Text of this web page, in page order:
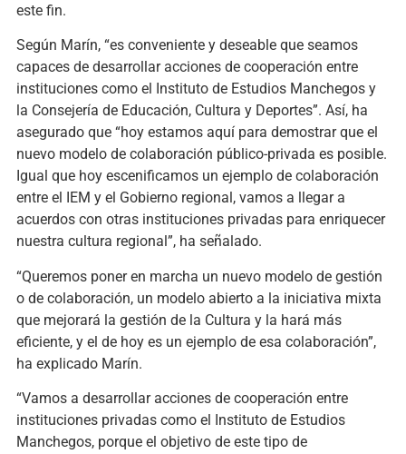
este fin.
Según Marín, “es conveniente y deseable que seamos
capaces de desarrollar acciones de cooperación entre
instituciones como el Instituto de Estudios Manchegos y
la Consejería de Educación, Cultura y Deportes”. Así, ha
asegurado que “hoy estamos aquí para demostrar que el
nuevo modelo de colaboración público-privada es posible.
Igual que hoy escenificamos un ejemplo de colaboración
entre el IEM y el Gobierno regional, vamos a llegar a
acuerdos con otras instituciones privadas para enriquecer
nuestra cultura regional”, ha señalado.
“Queremos poner en marcha un nuevo modelo de gestión
o de colaboración, un modelo abierto a la iniciativa mixta
que mejorará la gestión de la Cultura y la hará más
eficiente, y el de hoy es un ejemplo de esa colaboración”,
ha explicado Marín.
“Vamos a desarrollar acciones de cooperación entre
instituciones privadas como el Instituto de Estudios
Manchegos, porque el objetivo de este tipo de